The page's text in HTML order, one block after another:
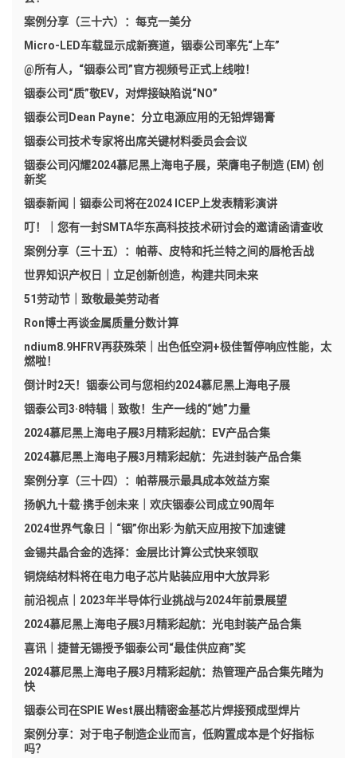
案例分享（三十六）：每克一美分
Micro-LED车载显示成新赛道，铟泰公司率先“上车”
@所有人，“铟泰公司”官方视频号正式上线啦！
铟泰公司“质”敬EV，对焊接缺陷说“NO”
铟泰公司Dean Payne：分立电源应用的无铅焊锡膏
铟泰公司技术专家将出席关键材料委员会会议
铟泰公司闪耀2024慕尼黑上海电子展，荣膺电子制造 (EM) 创
新奖
铟泰新闻｜铟泰公司将在2024 ICEP上发表精彩演讲
叮！｜您有一封SMTA华东高科技技术研讨会的邀请函请查收
案例分享（三十五）：帕蒂、皮特和托兰特之间的唇枪舌战
世界知识产权日｜立足创新创造，构建共同未来
51劳动节｜致敬最美劳动者
Ron博士再谈金属质量分数计算
ndium8.9HFRV再获殊荣｜出色低空洞+极佳暂停响应性能，太
燃啦！
倒计时2天！铟泰公司与您相约2024慕尼黑上海电子展
铟泰公司3·8特辑｜致敬！生产一线的“她”力量
2024慕尼黑上海电子展3月精彩起航：EV产品合集
2024慕尼黑上海电子展3月精彩起航：先进封装产品合集
案例分享（三十四）：帕蒂展示最具成本效益方案
扬帆九十载·携手创未来｜欢庆铟泰公司成立90周年
2024世界气象日｜“铟”你出彩·为航天应用按下加速键
金锡共晶合金的选择：金层比计算公式快来领取
铜烧结材料将在电力电子芯片贴装应用中大放异彩
前沿视点｜2023年半导体行业挑战与2024年前景展望
2024慕尼黑上海电子展3月精彩起航：光电封装产品合集
喜讯｜捷普无锡授予铟泰公司“最佳供应商”奖
2024慕尼黑上海电子展3月精彩起航：热管理产品合集先睹为
快
铟泰公司在SPIE West展出精密金基芯片焊接预成型焊片
案例分享：对于电子制造企业而言，低购置成本是个好指标
吗？